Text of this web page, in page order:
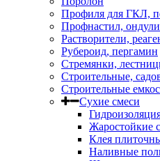
Профиля для ГКЛ,
Профнастил,
Растворители,
Рубероид, пергамин
Стремянки,
Строительные,
Строительные
Сухие смеси
Жаростойкие
Клея
Наливные